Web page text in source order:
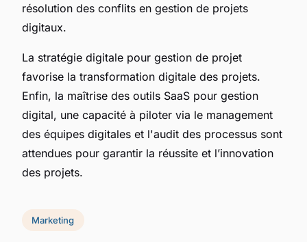
résolution des conflits en gestion de projets
digitaux.
La stratégie digitale pour gestion de projet
favorise la transformation digitale des projets.
Enfin, la maîtrise des outils SaaS pour gestion
digital, une capacité à piloter via le management
des équipes digitales et l'audit des processus sont
attendues pour garantir la réussite et l’innovation
des projets.
Marketing